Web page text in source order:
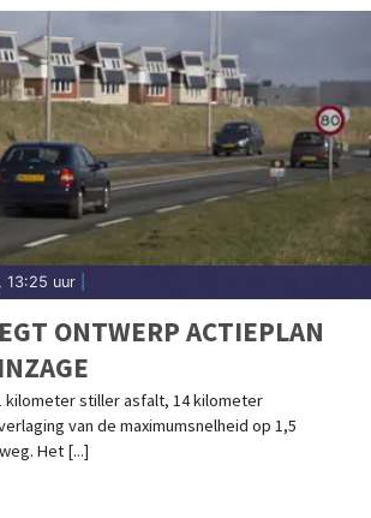
13:25 uur
ONTWERP ACTIEPLAN
kilometer stiller asfalt, 14 kilometer
van de maximumsnelheid op 1,5
Het [...]